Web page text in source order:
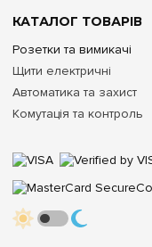
КАТАЛОГ ТОВАРІВ
Розетки та вимикачі
Щити електричні
Автоматика та захист
Комутація та контроль